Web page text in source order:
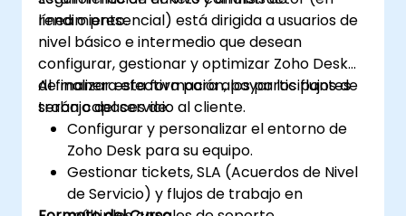
la interacción.
rendimiento.
línea o presencial) está dirigida a usuarios de
nivel básico e intermedio que desean
configurar, gestionar y optimizar Zoho Desk
de manera efectiva para apoyar los flujos de
trabajo del servicio al cliente.
Al finalizar esta formación, los participantes
serán capaces de:
Configurar y personalizar el entorno de
Zoho Desk para su equipo.
Gestionar tickets, SLA (Acuerdos de Nivel
de Servicio) y flujos de trabajo en